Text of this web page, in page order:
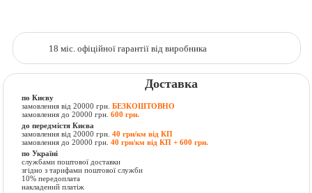
18 міс. офіційної гарантії від виробника
Доставка
по Києву
замовлення від 20000 грн.БЕЗКОШТОВНО
замовлення до 20000 грн.600 грн.
до передмістя Києва
замовлення від 20000 грн.40 грн/км від КП
замовлення до 20000 грн.40 грн/км від КП + 600 грн.
по Україні
службами поштової доставки
згідно з тарифами поштової служби
10% передоплата
накладений платіж